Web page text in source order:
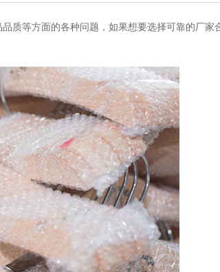
品质等方面的各种问题，如果想要选择可靠的厂家